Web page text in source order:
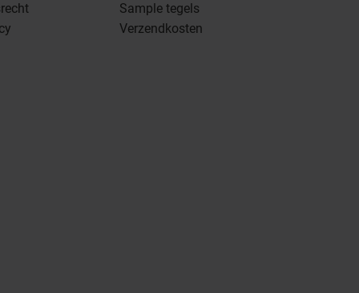
Sample tegels
Verzendkosten